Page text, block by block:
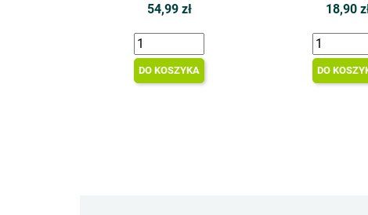
54,99 zł
DO KOSZYKA
18,90
DO